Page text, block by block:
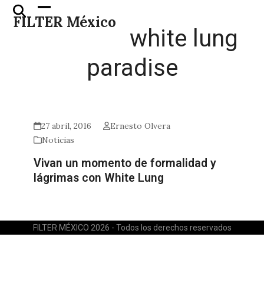
Skip
FILTER México
Open
mobile
Close
mobile
white lung
paradise
27 abril, 2016
Ernesto Olvera
Noticias
Vivan un momento de formalidad y
lágrimas con White Lung
FILTER MÉXICO 2026 - Todos los derechos reservados